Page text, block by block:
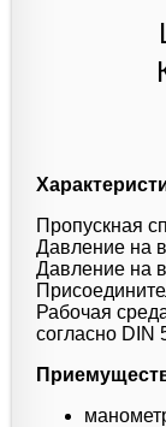
Пропускная
Давление на
Давление на
Рабочая
согласно DIN